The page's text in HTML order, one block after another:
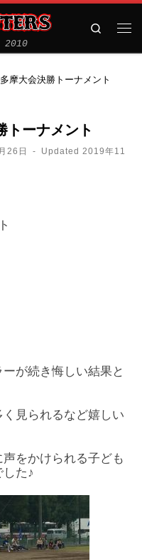
2010
Search
摩大会決勝トーナメント
トーナメント
26日 - Updated 2019年11
が続き悔しい結果と
見られるなど嬉しい
をかけられる子ども
た♪